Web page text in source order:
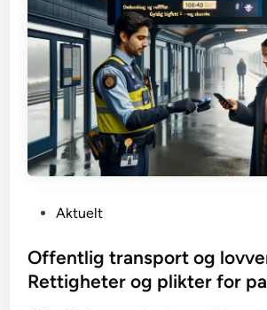
s
t
Aktuelt
Offentlig transport og
Rettigheter og plikter for